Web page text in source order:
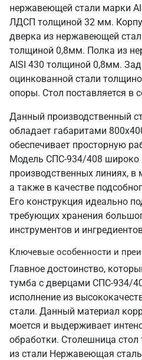
нержавеющей стали марки
ЛДСП толщиной 32 мм.
дверка из нержавеющей
толщиной 0,8мм. Полка из
AISI 430 толщиной 0,8мм.
оцинкованной стали
опоры. Стол поставляется в
Данный производственный
обладает габаритами
обеспечивает просторную
Модель СПС-934/408 широко
производственных линиях,
а также в качестве
Его конструкция идеально
требующих хранения
инструментов и
Ключевые особенности и
Главное достоинство,
тумба с дверцами СПС-934/
исполнение из
стали. Данный материал
моется и выдерживает
обработки. Столешница
из стали Нержавеющая сталь